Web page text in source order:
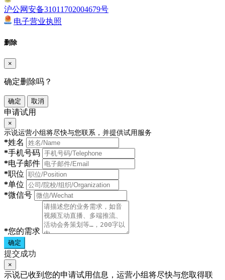
沪公网安备31011702004679号
电子营业执照
删除
×
确定删除吗？
确定 取消
申请试用
×
示说运营小组将尽快与您联系，并提供试用服务
*姓名
*手机号码
*电子邮件
*职位
*单位
*微信号
*您的需求
确定
提交成功
×
示说已收到您的申请试用信息，运营小组将尽快与您取得联